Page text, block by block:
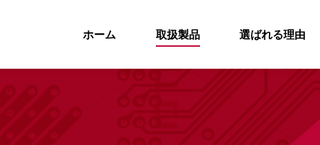
ホーム 取扱製品 選ばれる理由